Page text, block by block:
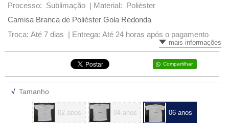
Processo: Sublimação | Material: Poliéster
Camisa Branca de Poliéster Gola Redonda
Troca: Até 7 dias | Entrega: Até 24 horas após o pagamento
mais informações
Compartilhar
√ Tamanho
02 anos 04 anos 06 anos